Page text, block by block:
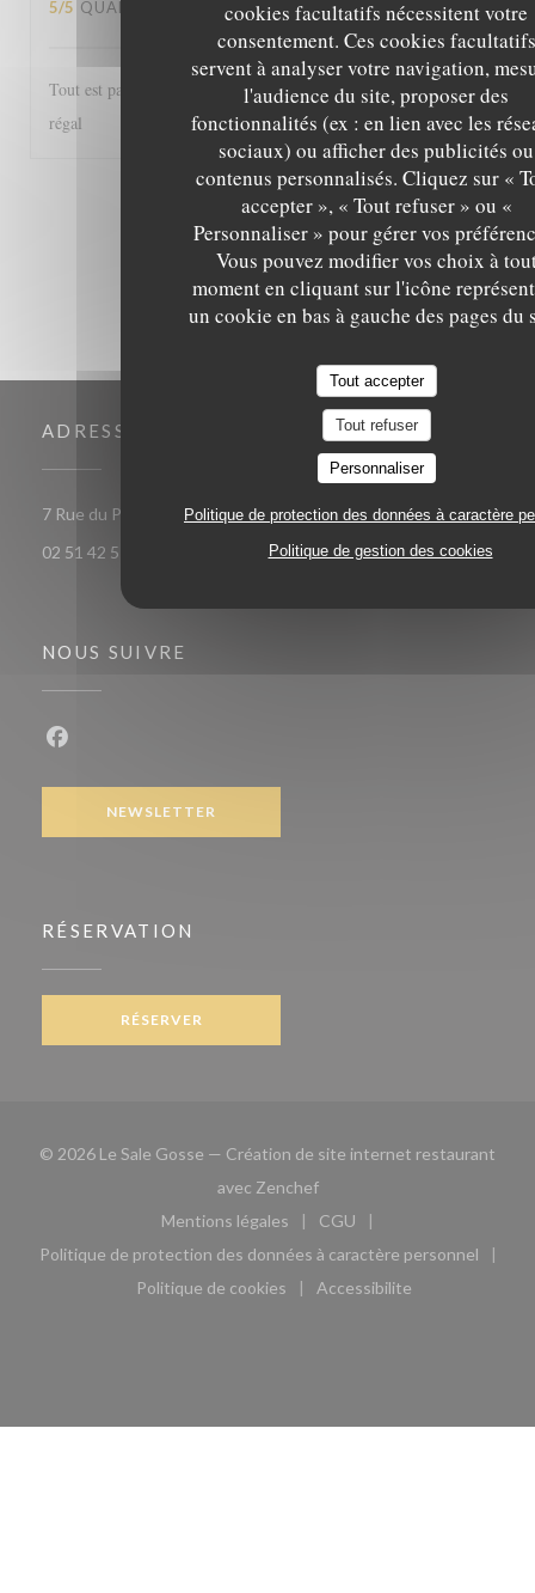
cookies facultatifs nécessitent votre
consentement. Ces cookies facultatifs
servent à analyser votre navigation,
l'audience du site, proposer des
fonctionnalités (ex : en lien avec les
sociaux) ou afficher des publicités ou
contenus personnalisés. Cliquez sur «
accepter », « Tout refuser » ou «
Personnaliser » pour gérer vos
Vous pouvez modifier vos choix à
moment en cliquant sur l'icône
un cookie en bas à gauche des pages du
Tout accepter
Tout refuser
Personnaliser
Politique de protection des données à caractère
Politique de gestion des cookies
5/5 QUALITÉ / PRIX 5 /5
Tout est parfait, de l'accueil au service et les plats excellents! Un
régal
2
ADRESSE
7 Rue du Président de Gaulle 85000 LA ROCHE SUR YON((ouvre
02 51 42 51 49
NOUS SUIVRE
NEWSLETTER
RÉSERVATION
RÉSERVER
© 2026 Le Sale Gosse — Création de site internet restaurant
avec Zenchef((ouvre une nouvelle
Mentions légales
((ouvre une nouvelle fenêtre))
CGU
((ouvre une nouvelle
Politique de protection des données à caractère personnel
((ouvre une nouvelle fenêtre))
Politique de cookies
((ouvre une nouvelle fenêtre))
Accessibilite